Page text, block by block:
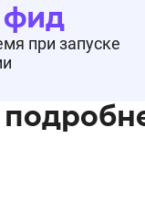
фид
при запуске